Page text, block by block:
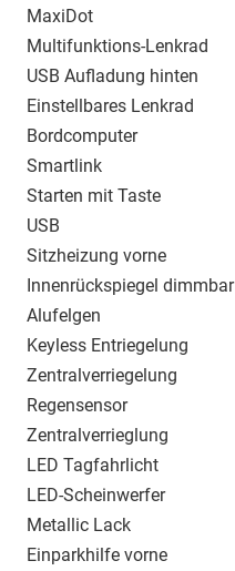
MaxiDot
Multifunktions-Lenkrad
USB Aufladung hinten
Einstellbares Lenkrad
Bordcomputer
Smartlink
Starten mit Taste
USB
Sitzheizung vorne
Innenrückspiegel dimmbar
Alufelgen
Keyless Entriegelung
Zentralverriegelung
Regensensor
Zentralverrieglung
LED Tagfahrlicht
LED-Scheinwerfer
Metallic Lack
Einparkhilfe vorne